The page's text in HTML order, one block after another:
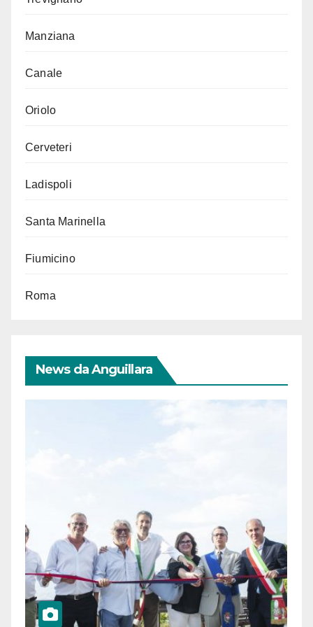
Manziana
Canale
Oriolo
Cerveteri
Ladispoli
Santa Marinella
Fiumicino
Roma
News da Anguillara